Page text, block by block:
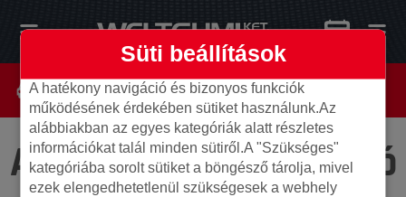
Az oldal nem található
Süti beállítások
A hatékony navigáció és bizonyos funkciók
működésének érdekében sütiket használunk.Az
alábbiakban az egyes kategóriák alatt részletes
információkat talál minden sütiről.A "Szükséges"
kategóriába sorolt sütiket a böngésző tárolja, mivel
ezek elengedhetetlenül szükségesek a webhely